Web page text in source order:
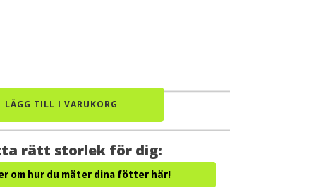
LÄGG TILL I VARUKORG
rätt storlek för dig:
om hur du mäter dina fötter här!